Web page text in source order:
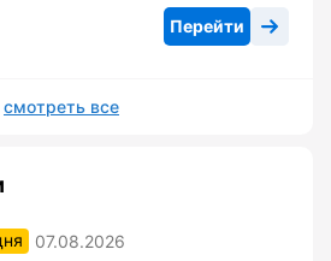
Перейти
смотреть все
07.08.2026